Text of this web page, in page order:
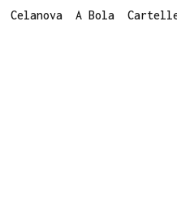
Celanova A Bola